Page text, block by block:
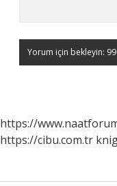
https://
https://cibu.com.tr